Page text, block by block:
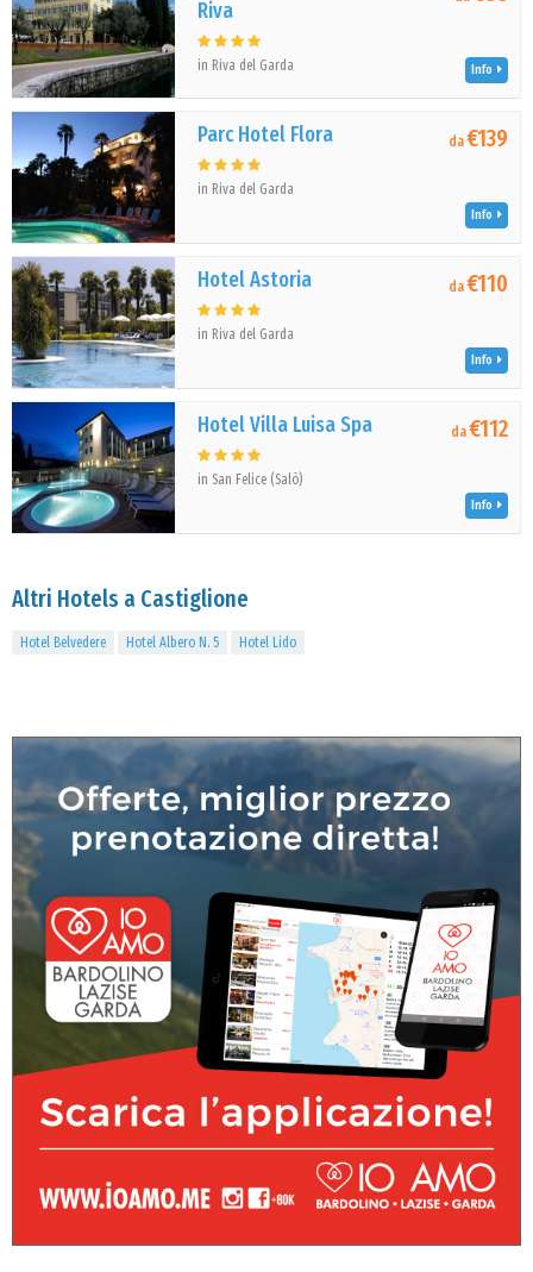
Riva
in Riva del Garda Info
Parc Hotel Flora
in Riva del Garda
da€139
Info
Hotel Astoria
in Riva del Garda
da€110
Info
Hotel Villa Luisa Spa
in San Felice (Salò)
da€112
Info
Altri Hotels a Castiglione
Hotel Belvedere Hotel Albero N. 5 Hotel Lido